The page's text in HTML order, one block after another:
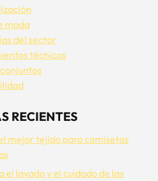
moda
del sector
técnicos
RECIENTES
mejor tejido para camisetas
el lavado y el cuidado de las